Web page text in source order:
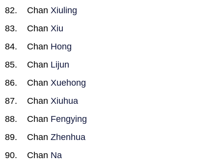
Chan Xiuling
Chan Xiu
Chan Hong
Chan Lijun
Chan Xuehong
Chan Xiuhua
Chan Fengying
Chan Zhenhua
Chan Na